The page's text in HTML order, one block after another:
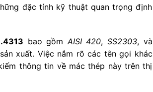
đặc tính kỹ thuật quan trọng định
bao gồmAISI 420, SS2303, và
xuất. Việc nắm rõ các tên gọi khác
thông tin về mác thép này trên thị